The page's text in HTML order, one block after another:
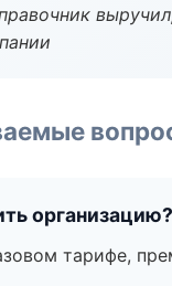
организацию?
тарифе,